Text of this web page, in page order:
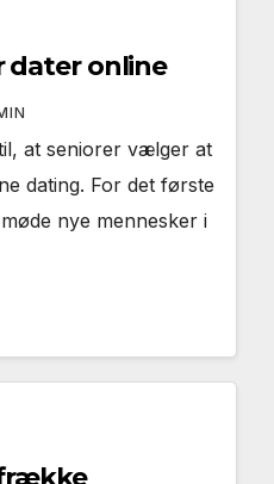
dater online
at seniorer vælger at
dating. For det første
nye mennesker i